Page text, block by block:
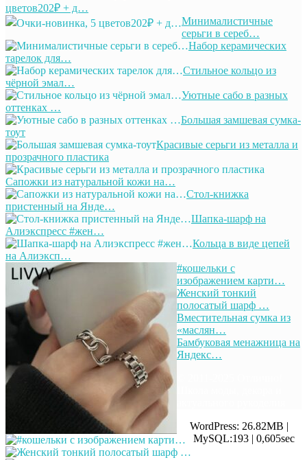
цветов202₽ + д…
Минималистичные
серьги в сереб…
Набор керамических
тарелок для…
Стильное кольцо из
чёрной эмал…
Уютные сабо в разных
оттенках …
Большая замшевая сумка-
тоут
Красивые серьги из металла и
прозрачного пластика
Сапожки из натуральной кожи на…
Стол-книжка
пристенный на Янде…
Шапка-шарф на
Алиэкспресс #жен…
Кольца в виде цепей
на Алиэксп…
#кошельки с
изображением карти…
Женский тонкий
полосатый шарф …
Вместительная сумка из
«маслян…
Бамбуковая менажница на
Яндекс…
WordPress: 26.82MB |
MySQL:193 | 0,605sec